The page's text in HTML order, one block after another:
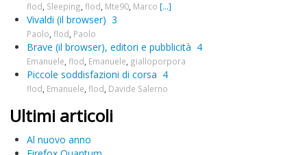
flod, Sleeping, flod, Mte90, Marco [...]
Vivaldi (il browser) 3
Paolo, flod, Paolo
Brave (il browser), editori e pubblicità 4
Emanuele, flod, Emanuele, gialloporpora
Piccole soddisfazioni di corsa 4
flod, Emanuele, flod, Davide Salerno
Ultimi articoli
Al nuovo anno